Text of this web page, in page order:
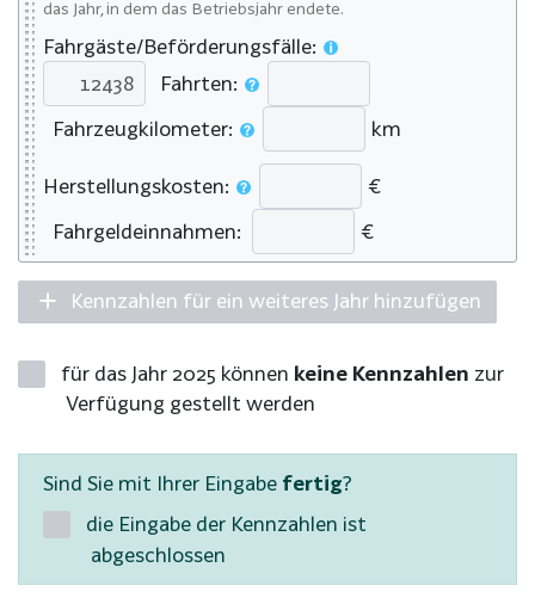
das Jahr, in dem das Betriebsjahr endete.
Fahrgäste/Beförderungsfälle:
Fahrten:
Fahrzeugkilometer:
km
Herstellungskosten:
€
Fahrgeldeinnahmen:
€
Kennzahlen für ein weiteres Jahr hinzufügen
für das Jahr 2025 können keine Kennzahlen zur
Verfügung gestellt werden
Sind Sie mit Ihrer Eingabe fertig?
die Eingabe der Kennzahlen ist
abgeschlossen